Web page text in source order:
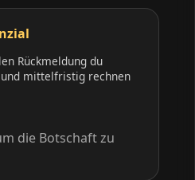
Rückmeldung du
mittelfristig rechnen
die Botschaft zu